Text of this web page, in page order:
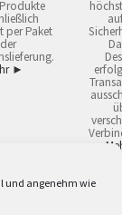
und angenehm wie
per Paket
►